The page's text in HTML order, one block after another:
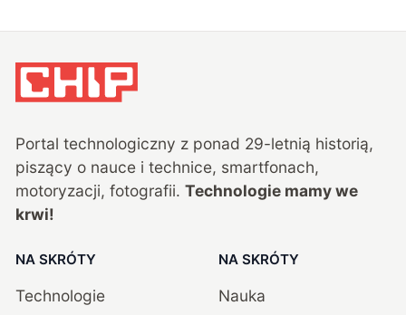
Portal technologiczny z ponad 29-letnią historią,
piszący o nauce i technice, smartfonach,
motoryzacji, fotografii. Technologie mamy we
krwi!
NA SKRÓTY
Technologie
NA SKRÓTY
Nauka